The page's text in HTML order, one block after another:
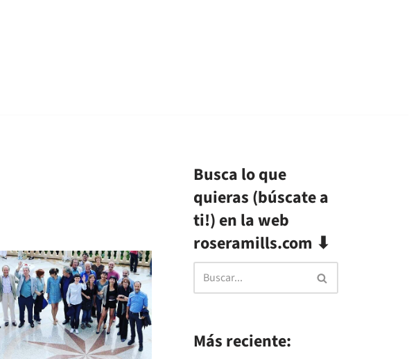
Busca lo que
quieras (búscate a
ti!) en la web
roseramills.com ⬇
Más reciente: